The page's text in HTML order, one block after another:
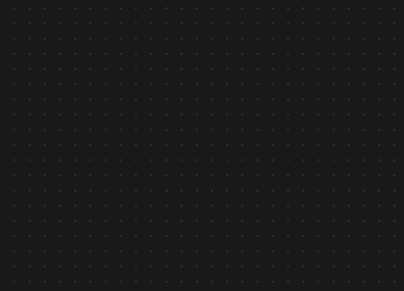
Tin tức December 23, 2025
Asilla vinh dự đạt Giải thưởng Thành phố Thông minh
Việt Nam 2025